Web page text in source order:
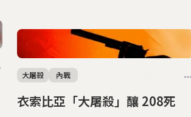
衣索比亞「大屠殺」釀 208死
大屠殺 內戰